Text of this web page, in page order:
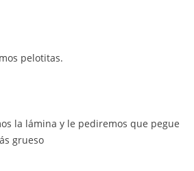
pelotitas.
la lámina y le pediremos que pegue
grueso